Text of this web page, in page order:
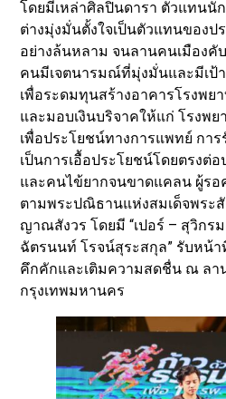
โดยมีเหล่าศิลปินดารา ตัวแทนนั
ต่างมุ่งมั่นตั้งใจเป็นตัวแทนของป
อย่างล้นหลาม จนลานคนเมืองคั
คนมีเจตนารมณ์ที่มุ่งมั่นและมีเป้
เพื่อระดมทุนสร้างอาคารโรงพย
และมอบเงินบริจาคให้แก่ โรงพย
เพื่อประโยชน์ทางการแพทย์ การ
เป็นการเอื้อประโยชน์โดยตรงต่
และคนไข้ยากจนขาดแคลน ผู้รอ
ตามพระปณิธานแห่งสมเด็จพระ
ญาณสังวร โดยมี “เปอร์ – สุวิกร
ฉัตรนนท์ โรจน์สุระสกุล” รับหน้า
คึกคักและเติมความสดชื่น ณ ลา
กรุงเทพมหานคร